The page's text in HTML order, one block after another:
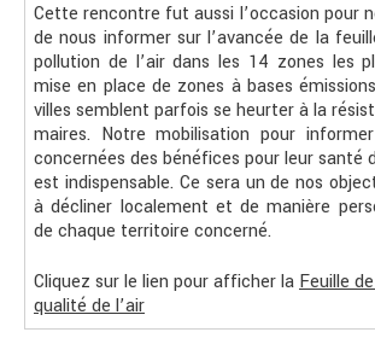
Cette rencontre fut aussi l’occasion pour
de nous informer sur l’avancée de la
pollution de l’air dans les 14 zones les
mise en place de zones à bases
villes semblent parfois se heurter à la
maires. Notre mobilisation pour
concernées des bénéfices pour leur santé
est indispensable. Ce sera un de nos
à décliner localement et de manière
de chaque territoire concerné.
Cliquez sur le lien pour afficher laFeuille
qualité de l’air